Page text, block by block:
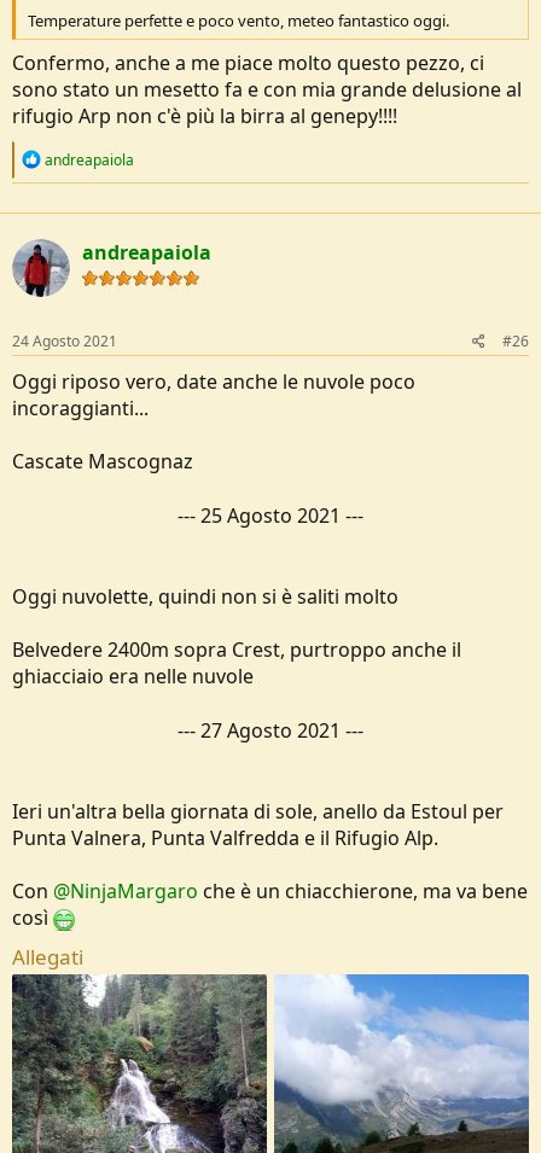
Il sentiero era riportato sia su OSM (GPS) che sulla mappa cartacea.
Vabbè comunque sto sentiero non l'ho trovato, quindi dopo essere
salito a Salomon ho cercato un po' nel bosco (dove ho solo trovato
tracce di boascaioli e animali) e poi sono sceso alla strada.
Bestemmie in 5 lingue.
Nonostante tutto all'alba delle 10 ero all'attacco ufficiale della
traccia.
il k-way.
Comunque è un bellissimo giro poco frequentato, ho visto 4
Lo danno come E, ma secondo me sarebbe più EE.
Alle 16 sono a bere una birra.
Lago di Bringuez
Cascata di Pracard
Temperature perfette e poco vento, meteo fantastico oggi.
Confermo, anche a me piace molto questo pezzo, ci
sono stato un mesetto fa e con mia grande delusione al
rifugio Arp non c'è più la birra al genepy!!!!
R
c
t
i
o
n
andreapaiola
andreapaiola
24 Agosto 2021 #26
Oggi riposo vero, date anche le nuvole poco
incoraggianti...
Cascate Mascognaz
---25 Agosto 2021 ---
Oggi nuvolette, quindi non si è saliti molto
Belvedere 2400m sopra Crest, purtroppo anche il
ghiacciaio era nelle nuvole
---27 Agosto 2021 ---
Ieri un'altra bella giornata di sole, anello da Estoul per
Punta Valnera, Punta Valfredda e il Rifugio Alp.
Con @NinjaMargaro che è un chiacchierone, ma va bene
così
Allegati